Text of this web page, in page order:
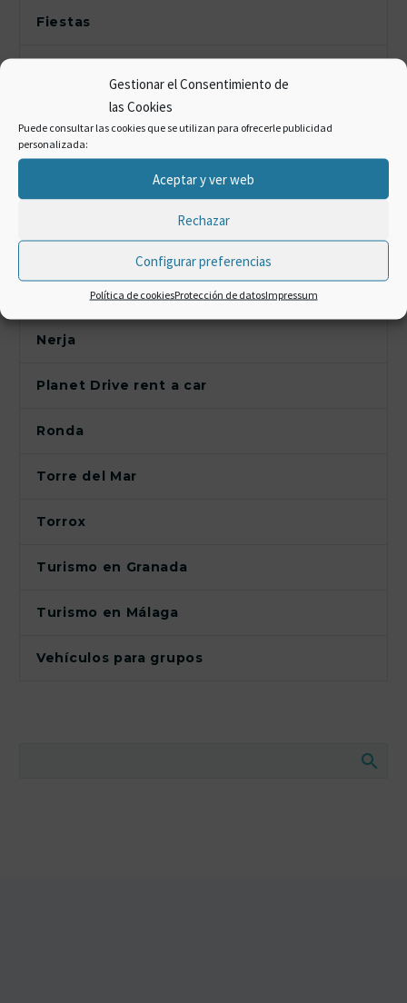
Gestionar el Consentimiento de
las Cookies
Puede consultar las cookies que se utilizan para ofrecerle publicidad
personalizada:
Aceptar y ver web
Rechazar
Configurar preferencias
Política de cookiesProtección de datosImpressum
Fiestas
Gastronomía
Información Costa del Sol
Málaga
Nerja
Planet Drive rent a car
Ronda
Torre del Mar
Torrox
Turismo en Granada
Turismo en Málaga
Vehículos para grupos